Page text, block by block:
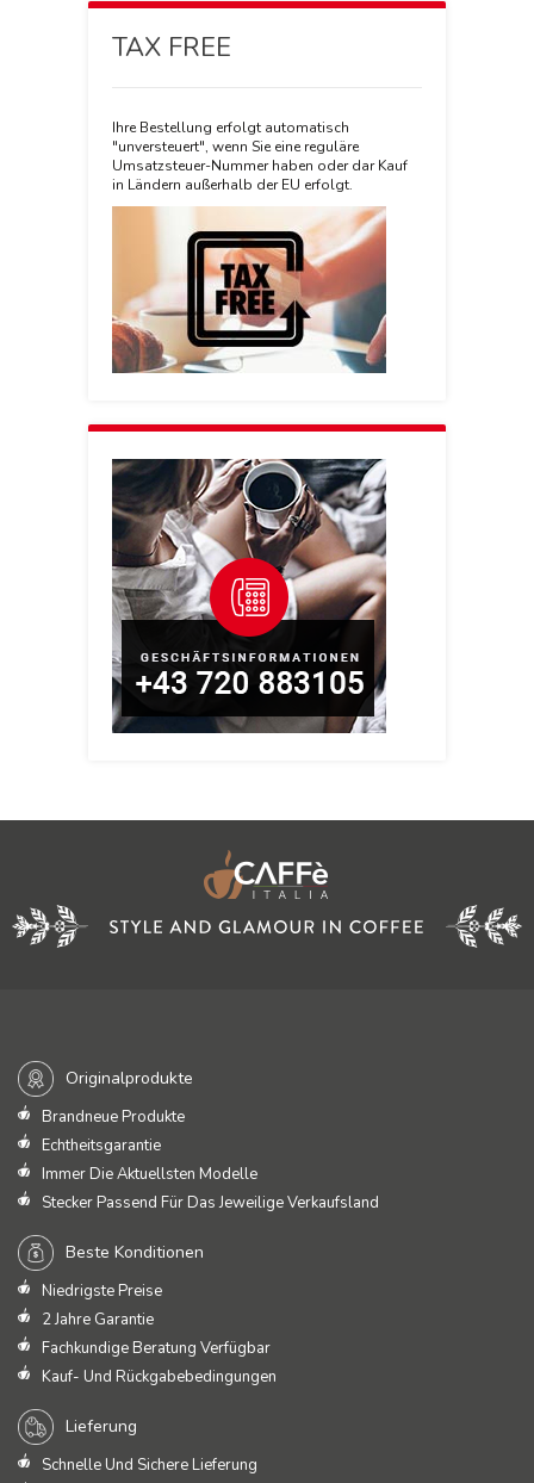
TAX FREE
Ihre Bestellung erfolgt automatisch
"unversteuert", wenn Sie eine reguläre
Umsatzsteuer-Nummer haben oder dar Kauf
in Ländern außerhalb der EU erfolgt.
Originalprodukte
Brandneue Produkte
Echtheitsgarantie
Immer Die Aktuellsten Modelle
Stecker Passend Für Das Jeweilige Verkaufsland
Beste Konditionen
Niedrigste Preise
2 Jahre Garantie
Fachkundige Beratung Verfügbar
Kauf- Und Rückgabebedingungen
Lieferung
Schnelle Und Sichere Lieferung